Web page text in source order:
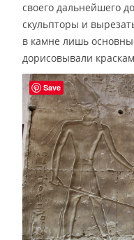
своего дальнейшего
скульпторы и
в камне лишь
дорисовывали
Save